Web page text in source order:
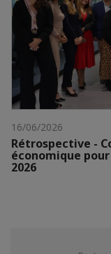
16/06/2026
Rétrospective -
économique
2026